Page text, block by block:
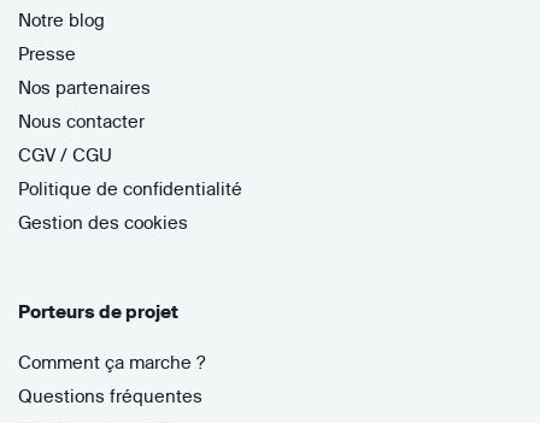
Notre blog
Presse
Nos partenaires
Nous contacter
CGV / CGU
Politique de confidentialité
Gestion des cookies
Porteurs de projet
Comment ça marche ?
Questions fréquentes